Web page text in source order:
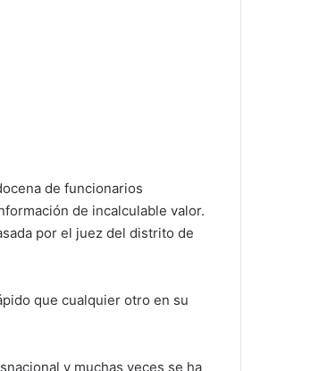
de funcionarios
de incalculable valor.
por el juez del distrito de
que cualquier otro en su
y muchas veces se ha